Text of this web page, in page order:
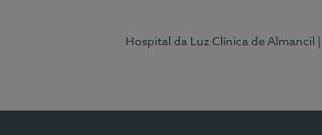
Hospital da Luz Clínica de Almancil